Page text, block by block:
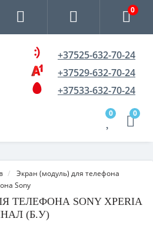
0
+37525-632-70-24
+37529-632-70-24
+37533-632-70-24
0 0
Экран (модуль) для телефона
Sony
ТЕЛЕФОНА SONY XPERIA
(Б.У)